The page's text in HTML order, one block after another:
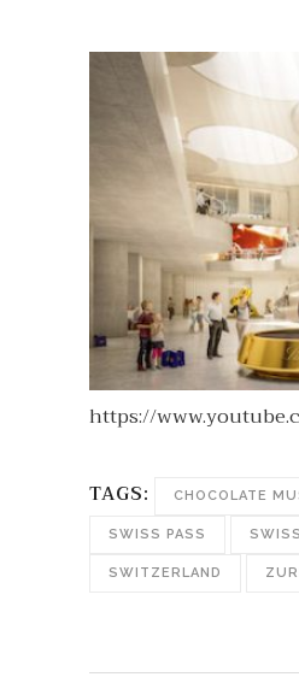
https://
TAGS: CHOCOLATE
SWISS PASS
SWITZERLAND